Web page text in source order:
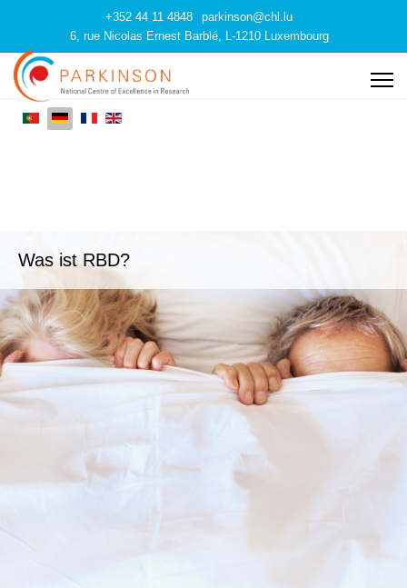
+352 44 11 4848
parkinson@chl.lu
6, rue Nicolas Ernest Barblé, L-1210 Luxembourg
Was ist RBD?